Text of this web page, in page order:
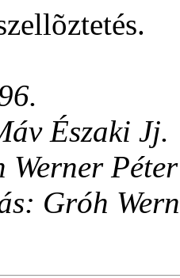
Északi Jj.
Péter
Gróh